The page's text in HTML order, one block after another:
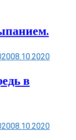
08.10.2020
в
08.10.2020